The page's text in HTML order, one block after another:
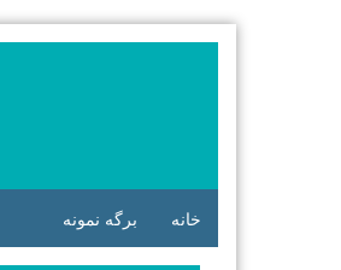
خانه برگه نمونه